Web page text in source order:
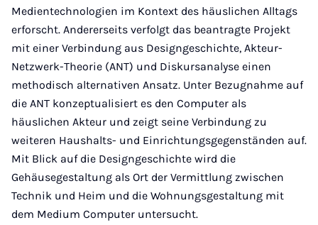
Medientechnologien im Kontext des häuslichen Alltags
erforscht. Andererseits verfolgt das beantragte Projekt
mit einer Verbindung aus Designgeschichte, Akteur-
Netzwerk-Theorie (ANT) und Diskursanalyse einen
methodisch alternativen Ansatz. Unter Bezugnahme auf
die ANT konzeptualisiert es den Computer als
häuslichen Akteur und zeigt seine Verbindung zu
weiteren Haushalts- und Einrichtungsgegenständen auf.
Mit Blick auf die Designgeschichte wird die
Gehäusegestaltung als Ort der Vermittlung zwischen
Technik und Heim und die Wohnungsgestaltung mit
dem Medium Computer untersucht.